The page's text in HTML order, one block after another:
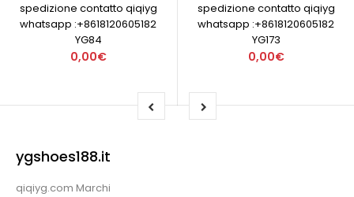
spedizione contatto qiqiyg
whatsapp :+8618120605182
YG84
0,00€
spedizione contatto qiqiyg
whatsapp :+8618120605182
YG173
0,00€
ygshoes188.it
qiqiyg.com Marchi